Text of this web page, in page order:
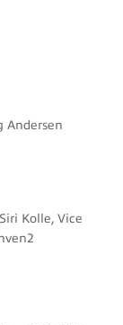
Andersen
Kolle, Vice